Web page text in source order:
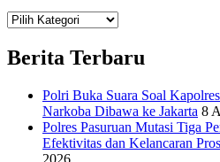
Teknologi
Berita Terbaru
Polri Buka Suara Soal
Narkoba Dibawa ke Jakarta 8
Polres Pasuruan Mutasi Tiga
Efektivitas dan Kelancaran